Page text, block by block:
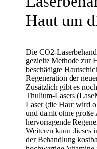
Haut um
Die CO2-
gezielte Methode zur
beschädigte
Regeneration der
Zusätzlich gibt es
Thulium-Lasers
Laser (die Haut wird
und damit ohne große
hervorragende
Weiteren kann dieses
der Behandlung